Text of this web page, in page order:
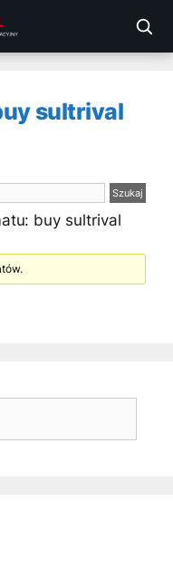
sultrival
buy sultrival